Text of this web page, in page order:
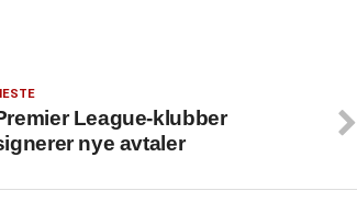
League-klubber
nye avtaler